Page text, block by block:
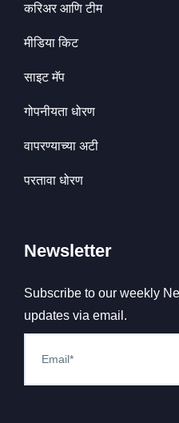
करिअर आणि टीम
मीडिया किट
साइट मॅप
गोपनीयता धोरण
वापरण्याच्या अटी
परतावा धोरण
Newsletter
Subscribe to our weekly
updates via email.